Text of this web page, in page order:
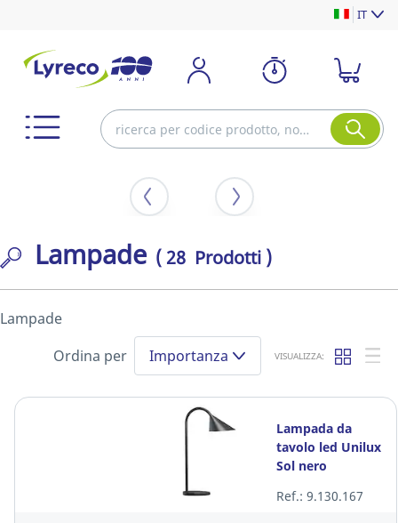
IT
Lampade ( 28 Prodotti )
Lampade
Ordina per
Importanza VISUALIZZA:
Lampada da
tavolo led Unilux
Sol nero
Ref.: 9.130.167